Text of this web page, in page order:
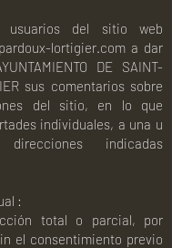
del sitio web
lortigier.com a dar
DE SAINT-
sus comentarios sobre
del sitio, en lo que
individuales, a una u
indicadas
:
total o parcial, por
el consentimiento previo